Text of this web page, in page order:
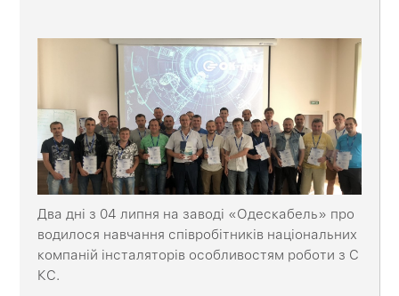
Два дні з 04 липня на заводі «Одескабель» про
водилося навчання співробітників національних
компаній інсталяторів особливостям роботи з С
КС.